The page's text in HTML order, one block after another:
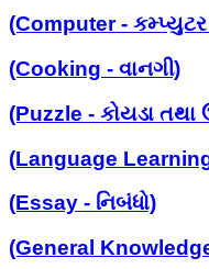
(Computer -
(Cooking - વાનગી)
(Puzzle - કોયડા તથા
(Language
(Essay - નિબંધો)
(General